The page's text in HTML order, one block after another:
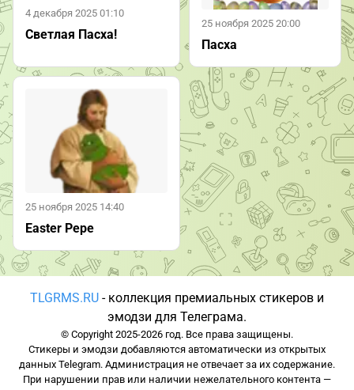
4 декабря 2025 01:10
Светлая Пасха!
25 ноября 2025 20:00
Пасха
25 ноября 2025 14:40
Easter Pepe
TLGRMS.RU - коллекция премиальных стикеров и
эмодзи для Телеграма.
© Copyright 2025-2026 год. Все права защищены.
Стикеры и эмодзи добавляются автоматически из открытых
данных Telegram. Администрация не отвечает за их содержание.
При нарушении прав или наличии нежелательного контента —